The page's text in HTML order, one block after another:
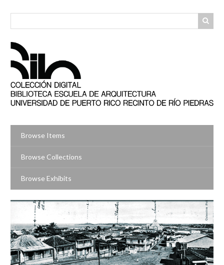
Browse Items
Browse Collections
Browse Exhibits